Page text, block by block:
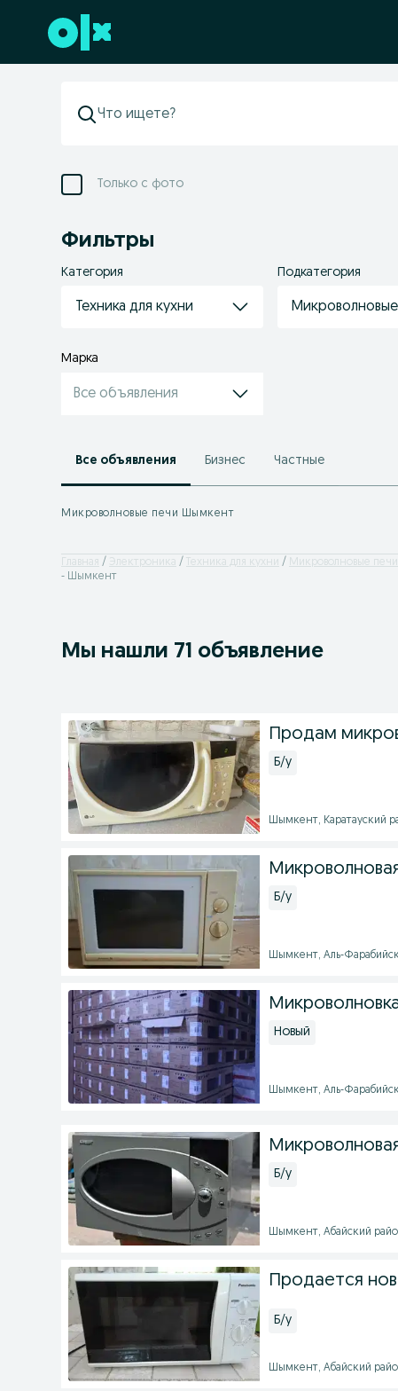
Перейти к нижнему колонтитулу
Только с фото
Фильтры
Категория
Техника для кухни
Подкатегория
Марка
Все объявления
Все объявления Бизнес Частные
Микроволновые печи Шымкент
Главная Электроника Техника для кухни Микроволновые печи
- Шымкент
Мы нашли 71 объявление
Продам
Б/у
Шымкент, Каратауский
Б/у
Шымкент, Аль-
Новый
Шымкент, Аль-
Б/у
Шымкент, Абайский
Продается
Б/у
Шымкент, Абайский